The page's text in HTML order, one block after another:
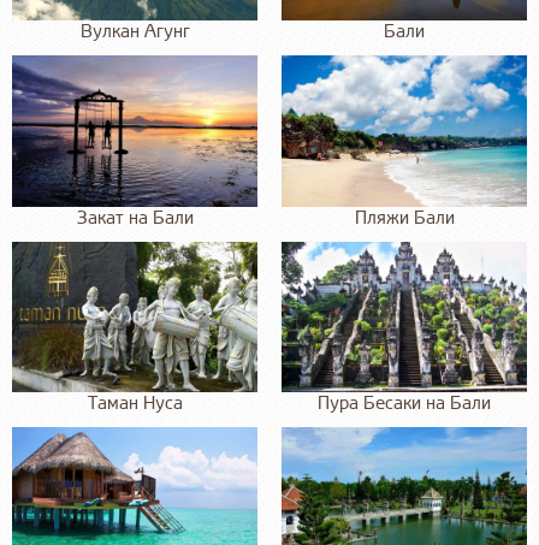
Вулкан Агунг Бали
Закат на Бали Пляжи Бали
Таман Нуса Пура Бесаки на Бали